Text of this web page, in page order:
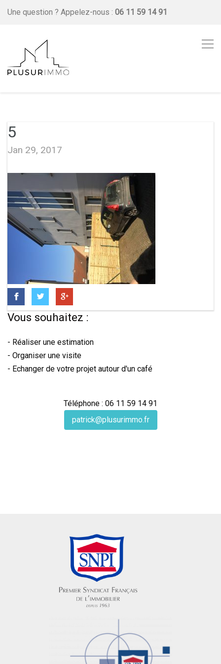
Une question ? Appelez-nous : 06 11 59 14 91
5
Jan 29, 2017
Vous souhaitez :
- Réaliser une estimation
- Organiser une visite
- Echanger de votre projet autour d'un café
Téléphone : 06 11 59 14 91
patrick@plusurimmo.fr